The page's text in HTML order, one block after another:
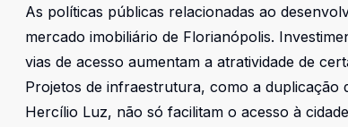
As políticas públicas relacionadas ao
mercado imobiliário de Florianópolis.
vias de acesso aumentam a atratividade de
Projetos de infraestrutura, como a
Hercílio Luz, não só facilitam o acesso à